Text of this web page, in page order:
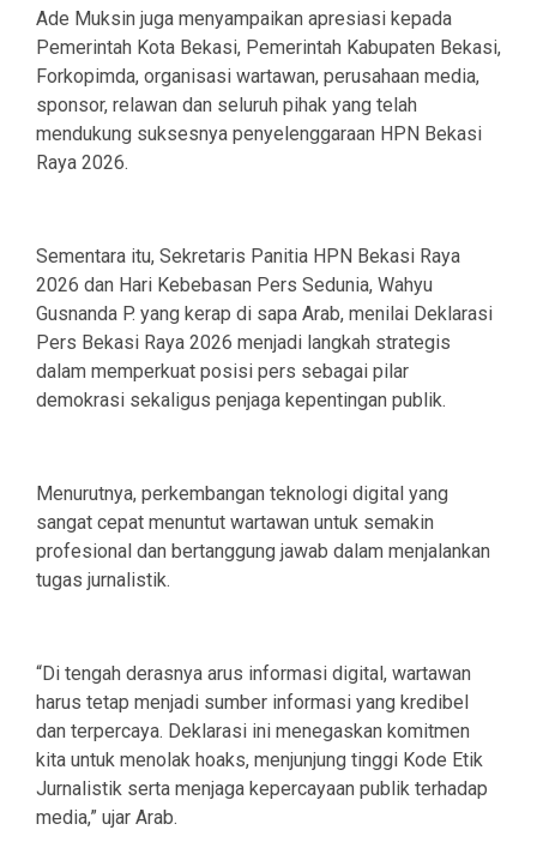
Ade Muksin juga menyampaikan apresiasi kepada
Pemerintah Kota Bekasi, Pemerintah Kabupaten Bekasi,
Forkopimda, organisasi wartawan, perusahaan media,
sponsor, relawan dan seluruh pihak yang telah
mendukung suksesnya penyelenggaraan HPN Bekasi
Raya 2026.
Sementara itu, Sekretaris Panitia HPN Bekasi Raya
2026 dan Hari Kebebasan Pers Sedunia, Wahyu
Gusnanda P. yang kerap di sapa Arab, menilai Deklarasi
Pers Bekasi Raya 2026 menjadi langkah strategis
dalam memperkuat posisi pers sebagai pilar
demokrasi sekaligus penjaga kepentingan publik.
Menurutnya, perkembangan teknologi digital yang
sangat cepat menuntut wartawan untuk semakin
profesional dan bertanggung jawab dalam menjalankan
tugas jurnalistik.
“Di tengah derasnya arus informasi digital, wartawan
harus tetap menjadi sumber informasi yang kredibel
dan terpercaya. Deklarasi ini menegaskan komitmen
kita untuk menolak hoaks, menjunjung tinggi Kode Etik
Jurnalistik serta menjaga kepercayaan publik terhadap
media,” ujar Arab.